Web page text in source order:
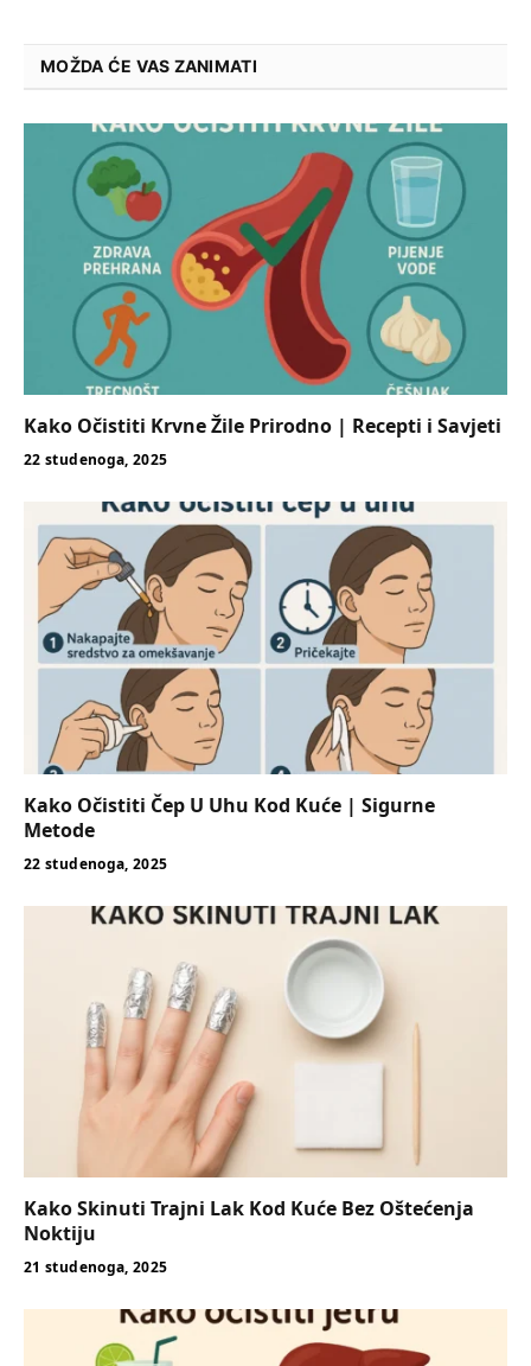
MOŽDA ĆE VAS ZANIMATI
Kako Očistiti Krvne Žile Prirodno | Recepti i Savjeti
22 studenoga, 2025
Kako Očistiti Čep U Uhu Kod Kuće | Sigurne
Metode
22 studenoga, 2025
Kako Skinuti Trajni Lak Kod Kuće Bez Oštećenja
Noktiju
21 studenoga, 2025